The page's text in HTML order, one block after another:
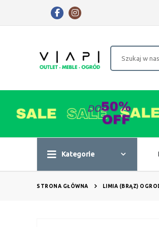
Kategorie
STRONA GŁÓWNA LIMIA (BRĄZ)